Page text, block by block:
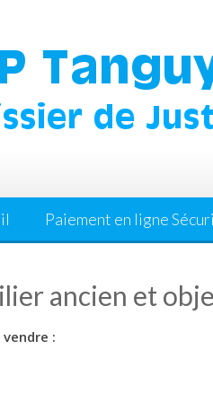
Paiement en ligne
ancien et
: